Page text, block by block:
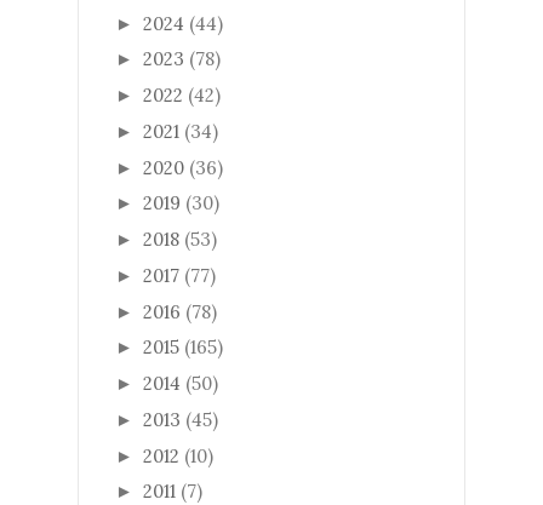
► 2024 (44)
► 2023 (78)
► 2022 (42)
► 2021 (34)
► 2020 (36)
► 2019 (30)
► 2018 (53)
► 2017 (77)
► 2016 (78)
► 2015 (165)
► 2014 (50)
► 2013 (45)
► 2012 (10)
► 2011 (7)